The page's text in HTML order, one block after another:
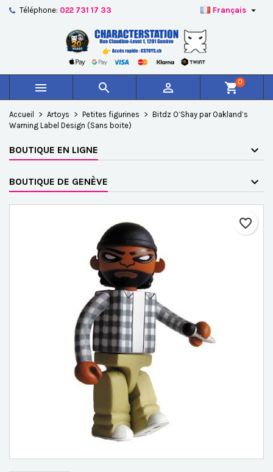
Téléphone: 022 731 17 33 Français 
   shopping_cart0
Accueil Artoys Petites figurines
Bitdz O’Shay par Oakland’s
Warning Label Design (Sans boite)
BOUTIQUE EN LIGNE
BOUTIQUE DE GENÈVE
favorite_border
Créer une nouvelle liste
Nom de la liste d'envies
Annuler Créer une liste d'envies
Vous devez être connecté pour ajouter des produits à
votre liste d'envies.